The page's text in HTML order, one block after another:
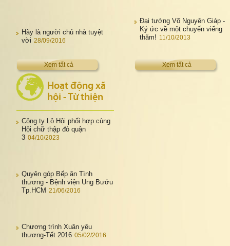
Hãy là người chủ nhà tuyệt
vời 28/09/2016
Xem tất cả
Đại tướng Võ Nguyên Giáp -
Ký ức về một chuyến viếng
thăm! 11/10/2013
Xem tất cả
Hoạt động xã
hội - Từ thiện
Công ty Lô Hội phối hợp cùng
Hội chữ thập đỏ quận
3 04/10/2023
Quyên góp Bếp ăn Tình
thương - Bệnh viện Ung Bướu
Tp.HCM 21/06/2016
Chương trình Xuân yêu
thương-Tết 2016 05/02/2016